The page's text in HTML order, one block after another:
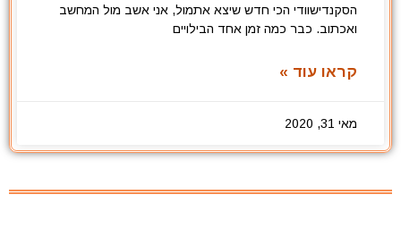
הסקנדישוודי הכי חדש שיצא אתמול, אני אשב מול המחשב
ואכתוב. כבר כמה זמן אחד הבילויים
קראו עוד »
מאי 31, 2020